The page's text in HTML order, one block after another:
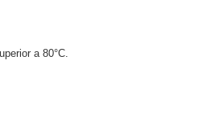
a 80°C.